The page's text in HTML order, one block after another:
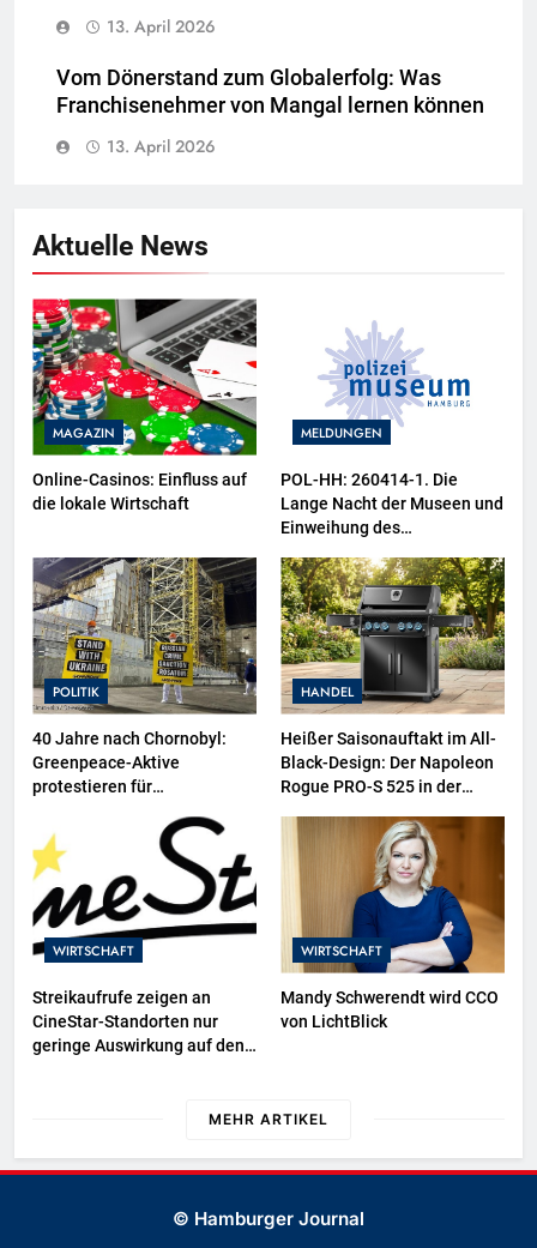
13. April 2026
Vom Dönerstand zum Globalerfolg: Was
Franchisenehmer von Mangal lernen können
13. April 2026
Aktuelle News
MAGAZIN
Online-Casinos: Einfluss auf
die lokale Wirtschaft
MELDUNGEN
POL-HH: 260414-1. Die
Lange Nacht der Museen und
Einweihung des
sowie neuer
Ausstellungsbereiche im
Polizeimuseum Hamburg
POLITIK
40 Jahre nach Chornobyl:
Greenpeace-Aktive
protestieren für
Wiederaufbau der zerstörten
Schutzhülle / Greenpeace-
Report dokumentiert Folgen
des russischen
Drohnenangriffs
HANDEL
Heißer Saisonauftakt im All-
Black-Design: Der Napoleon
Rogue PRO-S 525 in der
WIRTSCHAFT
Streikaufrufe zeigen an
CineStar-Standorten nur
geringe Auswirkung auf den
WIRTSCHAFT
Mandy Schwerendt wird CCO
von LichtBlick
MEHR ARTIKEL
© Hamburger Journal